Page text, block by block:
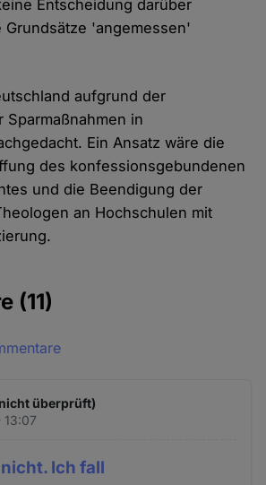
Entscheidung darüber
Grundsätze 'angemessen'
aufgrund der
Sparmaßnahmen in
Ein Ansatz wäre die
des konfessionsgebundenen
und die Beendigung der
an Hochschulen mit
(11)
überprüft)
Ich fall